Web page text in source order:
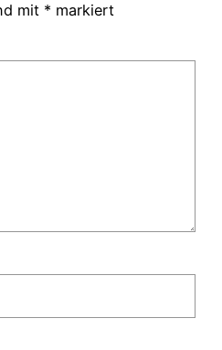
mit * markiert